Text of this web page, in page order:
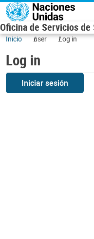
Skip to main content
Oficina de Servicios
Inicio user Log in
Log in
Iniciar sesión